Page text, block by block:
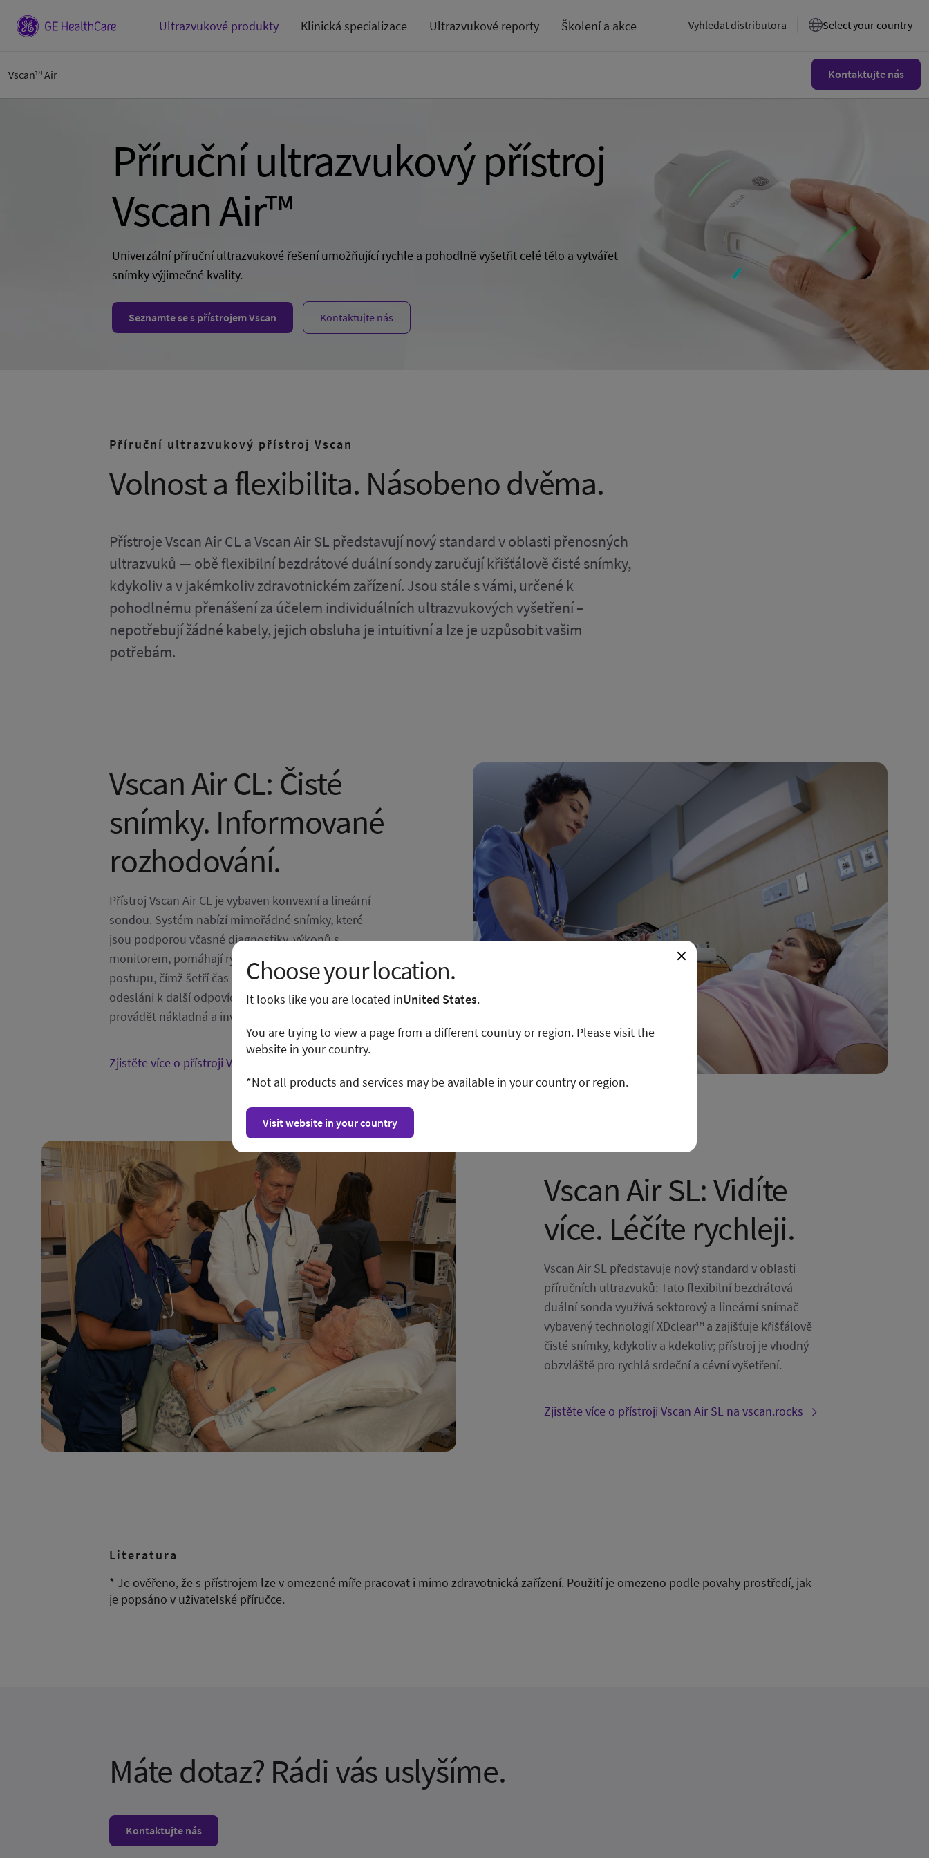
Ultrazvukové produkty Klinická specializace Ultrazvukové reporty Školení a akce Vyhledat distributora Select your country
Vscan™ Air Kontaktujte nás
Příruční ultrazvukový přístroj
Vscan Air™
Univerzální příruční ultrazvukové řešení umožňující rychle a pohodlně vyšetřit celé tělo a vytvářet
snímky výjimečné kvality.
Seznamte se s přístrojem Vscan Kontaktujte nás
Příruční ultrazvukový přístroj Vscan
Volnost a flexibilita. Násobeno dvěma.
Přístroje Vscan Air CL a Vscan Air SL představují nový standard v oblasti přenosných
ultrazvuků — obě flexibilní bezdrátové duální sondy zaručují křišťálově čisté snímky,
kdykoliv a v jakémkoliv zdravotnickém zařízení. Jsou stále s vámi, určené k
pohodlnému přenášení za účelem individuálních ultrazvukových vyšetření –
nepotřebují žádné kabely, jejich obsluha je intuitivní a lze je uzpůsobit vašim
potřebám.
Vscan Air CL: Čisté
snímky. Informované
rozhodování.
Přístroj Vscan Air CL je vybaven konvexní a lineární
sondou. Systém nabízí mimořádné snímky, které
jsou podporou včasné diagnostiky, výkonů s
monitorem, pomáhají rychle rozhodnout o dalším
postupu, čímž šetří čas vašich pacientů, neboť jsou
odesláni k další odpovídající péči a odpadá nutnost
provádět nákladná a invazivní zobrazovací vyšetření.
Zjistěte více o přístroji Vscan Air CL na vscan.rocks
Vscan Air SL: Vidíte
více. Léčíte rychleji.
Vscan Air SL představuje nový standard v oblasti
příručních ultrazvuků: Tato flexibilní bezdrátová
duální sonda využívá sektorový a lineární snímač
vybavený technologií XDclear™ a zajišťuje křišťálově
čisté snímky, kdykoliv a kdekoliv; přístroj je vhodný
obzvláště pro rychlá srdeční a cévní vyšetření.
Zjistěte více o přístroji Vscan Air SL na vscan.rocks
Literatura
* Je ověřeno, že s přístrojem lze v omezené míře pracovat i mimo zdravotnická zařízení. Použití je omezeno podle povahy prostředí, jak
je popsáno v uživatelské příručce.
Máte dotaz? Rádi vás uslyšíme.
Kontaktujte nás
Choose your location.
It looks like you are located inUnited States.
You are trying to view a page from a different country or region. Please visit the
website in your country.
*Not all products and services may be available in your country or region.
Visit website in your country